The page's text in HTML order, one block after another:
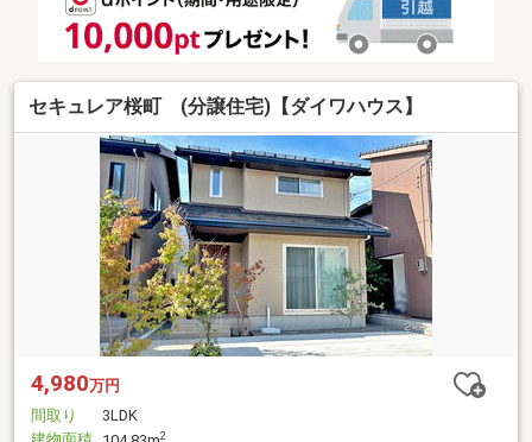
セキュレア桜町 (分譲住宅)【ダイワハウス】
4,980万円
間取り
3LDK
2